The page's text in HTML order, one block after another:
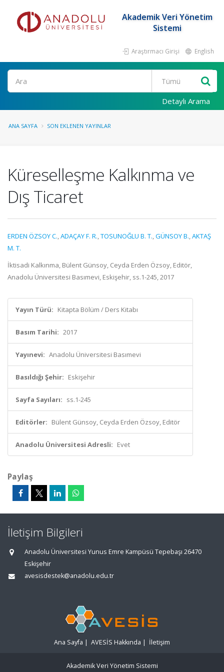
Akademik Veri Yönetim
Sistemi
Araştırmacı Girişi English
Ara
Detaylı Arama
ANA SAYFA SON EKLENEN YAYINLAR
Küreselleşme Kalkınma ve
Dış Ticaret
ERDEN ÖZSOY C.,ADAÇAY F. R.,TOSUNOĞLU B. T.,GÜNSOY B.,AKTAŞ
M. T.
İktisadi Kalkınma, Bülent Günsoy, Ceyda Erden Özsoy, Editör,
Anadolu Üniversitesi Basımevi, Eskişehir, ss.1-245, 2017
Yayın Türü: Kitapta Bölüm / Ders Kitabı
Basım Tarihi: 2017
Yayınevi: Anadolu Üniversitesi Basımevi
Basıldığı Şehir: Eskişehir
Sayfa Sayıları: ss.1-245
Editörler: Bülent Günsoy, Ceyda Erden Özsoy, Editör
Anadolu Üniversitesi Adresli: Evet
Paylaş
İletişim Bilgileri
Anadolu Üniversitesi Yunus Emre Kampüsü Tepebaşı 26470
Eskişehir
avesisdestek@anadolu.edu.tr
Ana Sayfa | AVESİS Hakkında | İletişim
Akademik Veri Yönetim Sistemi